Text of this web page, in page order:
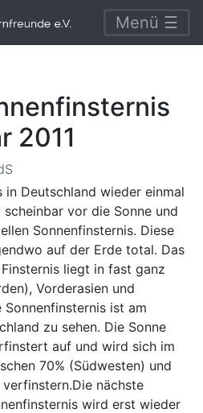
Menü ☰
2011
in Deutschland wieder einmal
vor die Sonne und
Sonnenfinsternis. Diese
auf der Erde total. Das
liegt in fast ganz
Vorderasien und
ist am
zu sehen. Die Sonne
auf und wird sich im
70% (Südwesten) und
nächste
wird erst wieder